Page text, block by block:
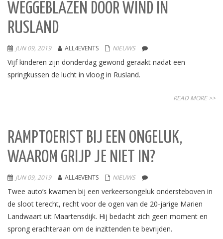
WEGGEBLAZEN DOOR WIND IN
RUSLAND
JUN 09, 2019 ALL4EVENTS NIEUWS
Vijf kinderen zijn donderdag gewond geraakt nadat een
springkussen de lucht in vloog in Rusland.
READ MORE >>
RAMPTOERIST BIJ EEN ONGELUK,
WAAROM GRIJP JE NIET IN?
JUN 09, 2019 ALL4EVENTS NIEUWS
Twee auto’s kwamen bij een verkeersongeluk ondersteboven in
de sloot terecht, recht voor de ogen van de 20-jarige Marien
Landwaart uit Maartensdijk. Hij bedacht zich geen moment en
sprong erachteraan om de inzittenden te bevrijden.